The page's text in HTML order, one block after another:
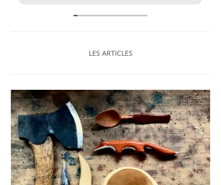
garantissant une expérience fluide du
LES ARTICLES